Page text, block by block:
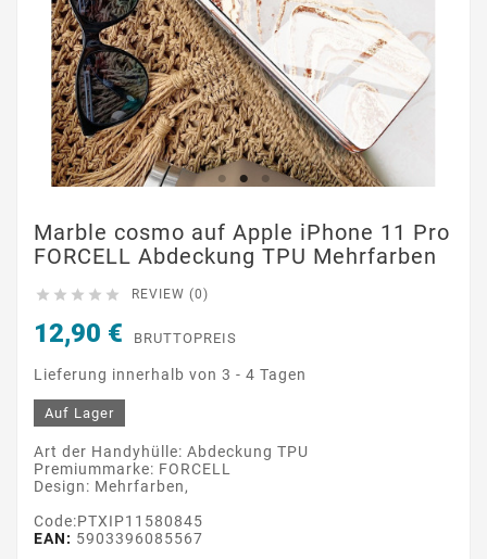
Marble cosmo auf Apple iPhone 11 Pro
FORCELL Abdeckung TPU Mehrfarben
     REVIEW (0)
12,90 € BRUTTOPREIS
Lieferung innerhalb von 3 - 4 Tagen
Auf Lager
Art der Handyhülle: Abdeckung TPU
Premiummarke: FORCELL
Design: Mehrfarben,
Code:PTXIP11580845
EAN: 5903396085567